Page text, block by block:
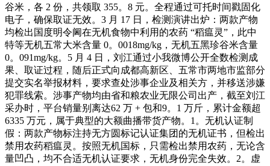
谷米，各 2 份，共领取 355。8 元。全程通过可托时间戳固化
电子，确保取证无效。3 月 17 日，检测演讲出炉：两款产物
均检出国度明令阃在无机食物中利用的农药 “稻瘟灵”，此中
特等无机五常大米含量 0。0018mg/kg，无机五黑珍谷米含量
0。091mg/kg。5 月 4 日，刘江通过小我微博公开全数检测成
果、取证过程，随后正式向成都高新区、五常市两地市监部分
提交实名举报材料，要求查处涉事企业及相关方，并移送涉嫌
犯罪线索。涉事产物均由省和粮农业无限公司出产，截至刘江
采办时，平台销量别离达62 万 + 包和9。1 万斤，累计金额超
6335 万元，属于典型的大额曲播带货产物。1。无机认证制
假：两款产物标注持无方圆标记认证集团的无机证书，但检出
禁用农药稻瘟灵。按照无机国标，只需检出禁用农药，无论含
量凹凸，均不合适无机认证要求，无机身份完全失效。2。虚